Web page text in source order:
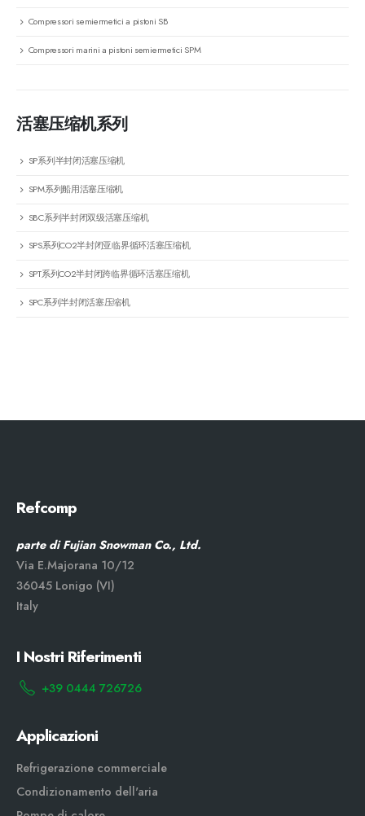
Compressori semiermetici a pistoni SB
Compressori marini a pistoni semiermetici SPM
活塞压缩机系列
SP系列半封闭活塞压缩机
SPM系列船用活塞压缩机
SBC系列半封闭双级活塞压缩机
SPS系列CO2半封闭亚临界循环活塞压缩机
SPT系列CO2半封闭跨临界循环活塞压缩机
SPC系列半封闭活塞压缩机
Refcomp
parte di Fujian Snowman Co., Ltd.
Via E.Majorana 10/12
36045 Lonigo (VI)
Italy
I Nostri Riferimenti
+39 0444 726726
Applicazioni
Refrigerazione commerciale
Condizionamento dell'aria